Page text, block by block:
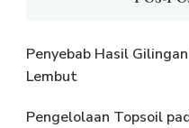
Penyebab Hasil
Lembut
Pengelolaan Topsoil